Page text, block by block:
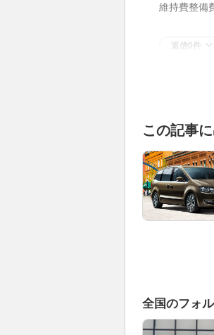
維持費整備
返信0件
この記事
全国のフォ